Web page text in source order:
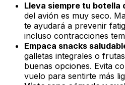
Lleva siempre tu botella
del avión es muy seco.
te ayudará a prevenir
incluso contracciones
Empaca snacks
galletas integrales o
buenas opciones. Evita
vuelo para sentirte más